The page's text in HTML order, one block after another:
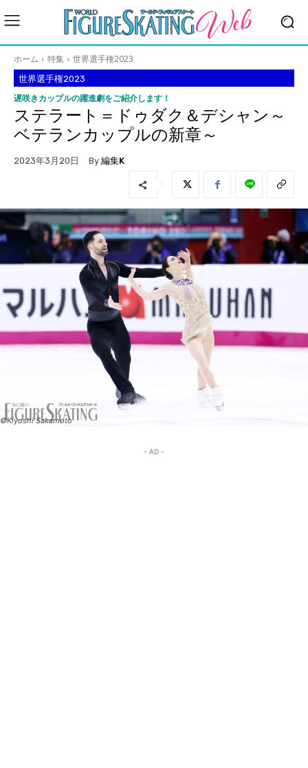
ホーム 特集 世界選手権2023
世界選手権2023
遅咲きカップルの躍進劇をご紹介します！
ステラート＝ドゥダク＆デシャン～
ベテランカップルの新章～
2023年3月20日 By 編集K
©Kiyoshi Sakamoto
- AD -